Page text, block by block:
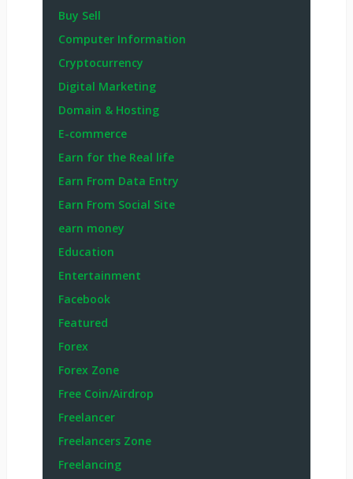
Buy Sell
Computer Information
Cryptocurrency
Digital Marketing
Domain & Hosting
E-commerce
Earn for the Real life
Earn From Data Entry
Earn From Social Site
earn money
Education
Entertainment
Facebook
Featured
Forex
Forex Zone
Free Coin/Airdrop
Freelancer
Freelancers Zone
Freelancing